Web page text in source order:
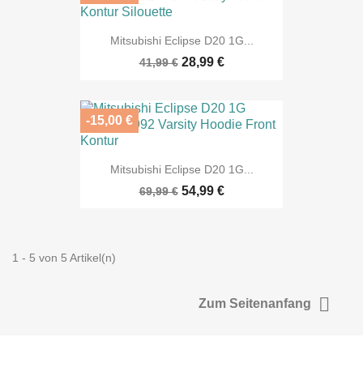
Mitsubishi Eclipse D20 1G...
41,99 € 28,99 €
Mitsubishi Eclipse D20 1G...
69,99 € 54,99 €
-15,00 €
1 - 5 von 5 Artikel(n)
Zum Seitenanfang 